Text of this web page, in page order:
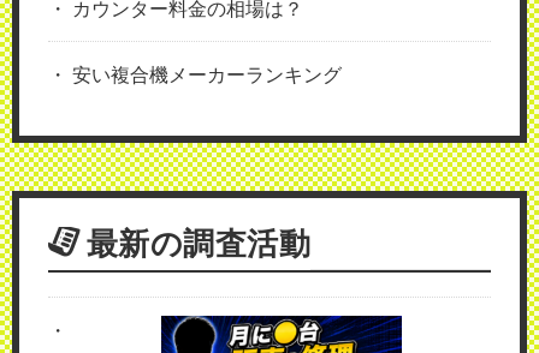
カウンター料金の相場は？
安い複合機メーカーランキング
最新の調査活動